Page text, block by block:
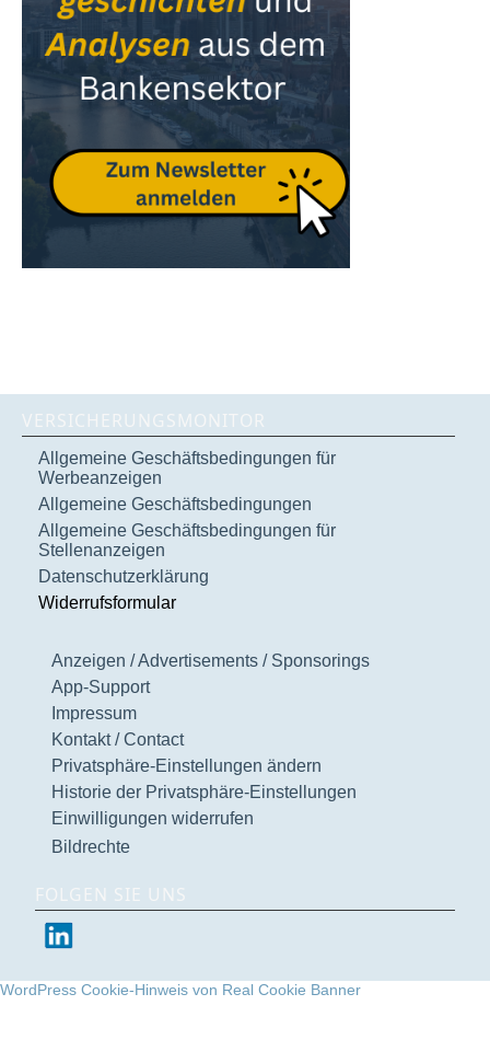
VERSICHERUNGSMONITOR
Allgemeine Geschäftsbedingungen für
Werbeanzeigen
Allgemeine Geschäftsbedingungen
Allgemeine Geschäftsbedingungen für
Stellenanzeigen
Datenschutzerklärung
Widerrufsformular
Anzeigen / Advertisements / Sponsorings
App-Support
Impressum
Kontakt / Contact
Privatsphäre-Einstellungen ändern
Historie der Privatsphäre-Einstellungen
Einwilligungen widerrufen
Bildrechte
FOLGEN SIE UNS
WordPress Cookie-Hinweis von Real Cookie Banner